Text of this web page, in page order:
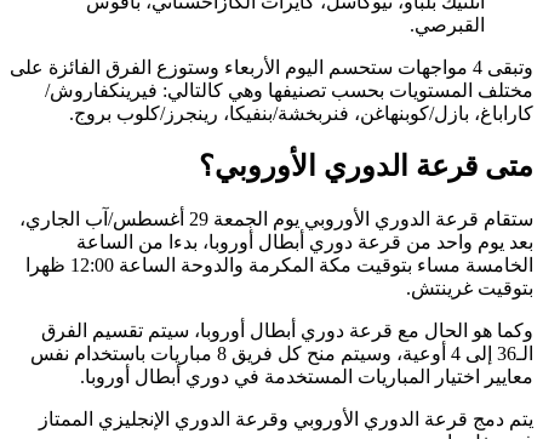
القبرصي.
وتبقى 4 مواجهات ستحسم اليوم الأربعاء وستوزع الفرق الفائزة على
مختلف المستويات بحسب تصنيفها وهي كالتالي: فيرينكفاروش/
كاراباغ، بازل/كوبنهاغن، فنربخشة/بنفيكا، رينجرز/كلوب بروج.
متى قرعة الدوري الأوروبي؟
ستقام قرعة الدوري الأوروبي يوم الجمعة 29 أغسطس/آب الجاري،
بعد يوم واحد من قرعة دوري أبطال أوروبا، بدءا من الساعة
الخامسة مساء بتوقيت مكة المكرمة والدوحة الساعة 12:00 ظهرا
بتوقيت غرينتش.
وكما هو الحال مع قرعة دوري أبطال أوروبا، سيتم تقسيم الفرق
الـ36 إلى 4 أوعية، وسيتم منح كل فريق 8 مباريات باستخدام نفس
معايير اختيار المباريات المستخدمة في دوري أبطال أوروبا.
يتم دمج قرعة الدوري الأوروبي وقرعة الدوري الإنجليزي الممتاز